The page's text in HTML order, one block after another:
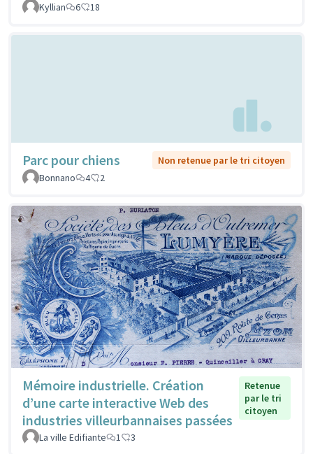
Kyllian
6 18
Parc pour chiens
Non retenue par le tri citoyen
Bonnano
4 2
Mémoire industrielle. Création
d’une carte interactive Web des
industries villeurbannaises passées
Retenue
par le tri
citoyen
La ville Edifiante 1 3